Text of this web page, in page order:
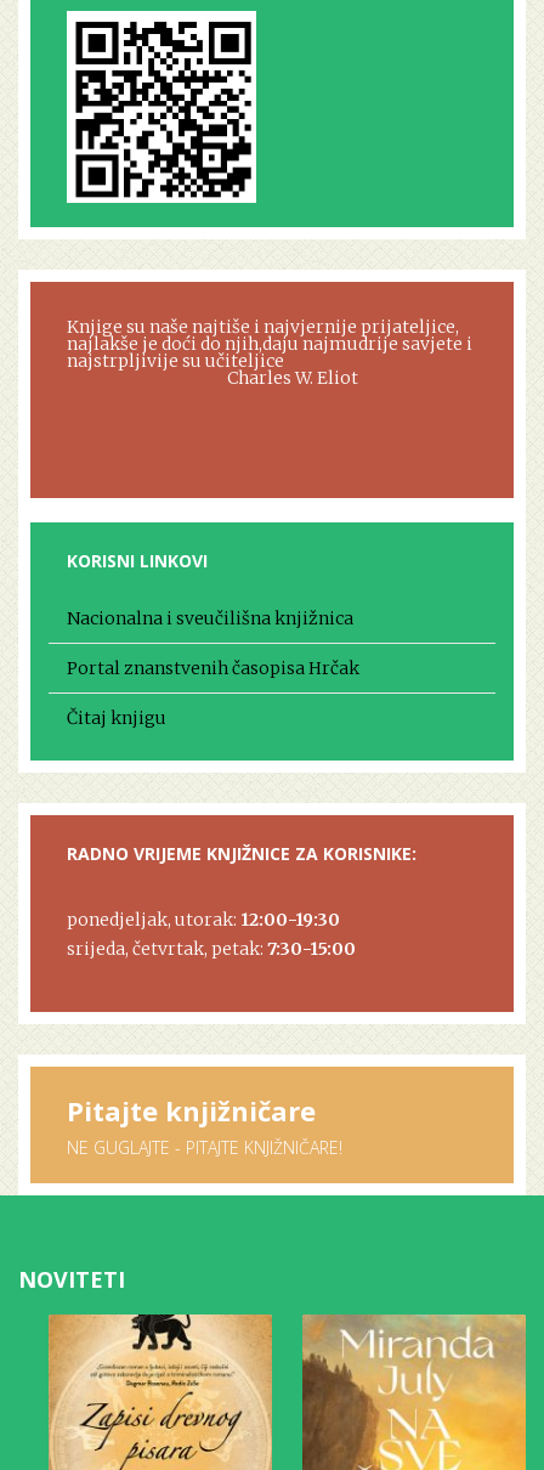
Knjige su naše najtiše i najvjernije prijateljice,
najlakše je doći do njih,daju najmudrije savjete i
najstrpljivije su učiteljice
Charles W. Eliot
KORISNI LINKOVI
Nacionalna i sveučilišna knjižnica
Portal znanstvenih časopisa Hrčak
Čitaj knjigu
RADNO VRIJEME KNJIŽNICE ZA KORISNIKE:
ponedjeljak, utorak: 12:00-19:30
srijeda, četvrtak, petak: 7:30-15:00
Pitajte knjižničare
NE GUGLAJTE - PITAJTE KNJIŽNIČARE!
NOVITETI